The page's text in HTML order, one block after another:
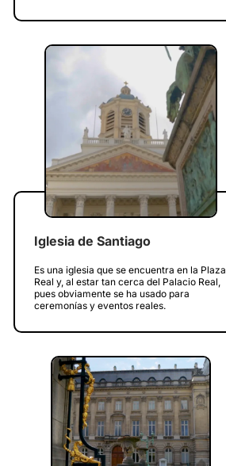
Iglesia de Santiago
Es una iglesia que se encuentra en la Plaza
Real y, al estar tan cerca del Palacio Real,
pues obviamente se ha usado para
ceremonías y eventos reales.